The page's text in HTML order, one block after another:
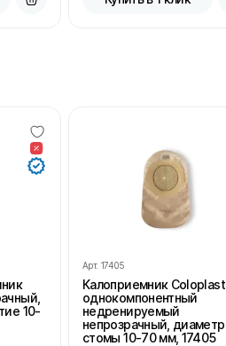
10-
Арт. 17405
Калоприемник Coloplast
однокомпонентный
недренируемый
непрозрачный, диаметр
стомы 10-70 мм, 17405